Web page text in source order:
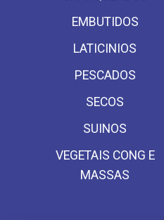
EMBUTIDOS
LATICINIOS
PESCADOS
SECOS
SUINOS
VEGETAIS CONG E
MASSAS